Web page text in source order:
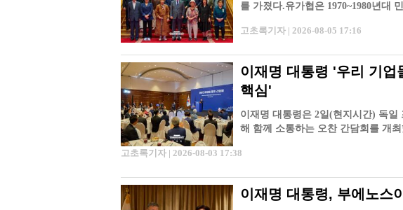
를 가졌다.유가협은 1970~1980년대
고초록기자 | 2026-08-05 17:16
이재명 대통령 '우리 기
핵심'
이재명 대통령은 2일(현지시간) 독
해 함께 소통하는 오찬 간담회를 개
고초록기자 | 2026-08-03 17:38
이재명 대통령, 부에노스